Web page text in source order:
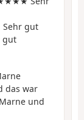
gut
das war
und